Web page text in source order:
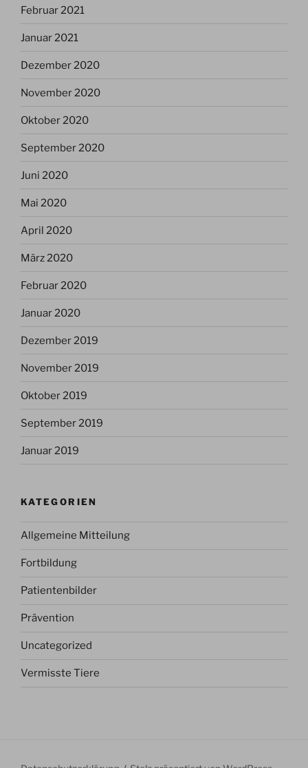
Februar 2021
Januar 2021
Dezember 2020
November 2020
Oktober 2020
September 2020
Juni 2020
Mai 2020
April 2020
März 2020
Februar 2020
Januar 2020
Dezember 2019
November 2019
Oktober 2019
September 2019
Januar 2019
KATEGORIEN
Allgemeine Mitteilung
Fortbildung
Patientenbilder
Prävention
Uncategorized
Vermisste Tiere